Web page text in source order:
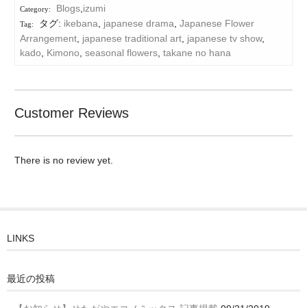
Blogs, izumi
タグ: ikebana japanese drama Japanese Flower
Arrangement japanese traditional art japanese tv show,
kado
Kimono ,seasonal flowers ,takane no hana
Customer Reviews
There is no review yet.
LINKS
最近の投稿